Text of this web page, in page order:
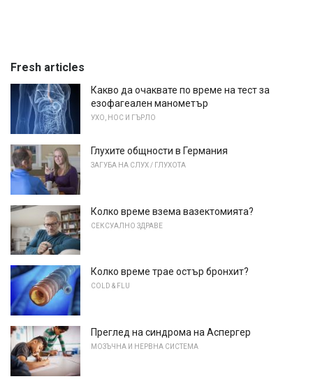
Fresh articles
Какво да очаквате по време на тест за
езофагеален манометър
УХО, НОС И ГЪРЛО
Глухите общности в Германия
ЗАГУБА НА СЛУХ / ГЛУХОТА
Колко време взема вазектомията?
СЕКСУАЛНО ЗДРАВЕ
Колко време трае остър бронхит?
COLD & FLU
Преглед на синдрома на Аспергер
МОЗЪЧНА И НЕРВНА СИСТЕМА